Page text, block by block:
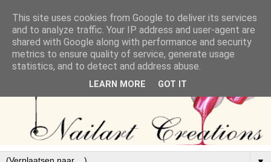
This site uses cookies from Google to deliver its services
and to analyze traffic. Your IP address and user-agent are
shared with Google along with performance and security
metrics to ensure quality of service, generate usage
statistics, and to detect and address abuse.
LEARN MORE GOT IT